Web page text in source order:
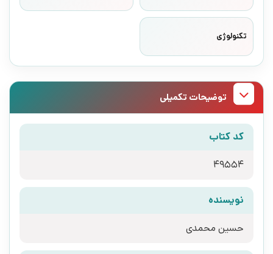
تکنولوژی
توضیحات تکمیلی
کد کتاب
49554
نویسنده
حسین محمدی